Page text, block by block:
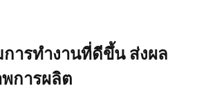
ารทำงานที่ดีขึ้น ส่งผล
การผลิต